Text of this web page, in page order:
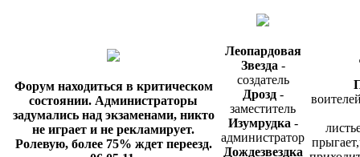
Форум находиться в критическом
состоянии. Администраторы
задумались над экзаменами, никто
не играет и не рекламирует.
Ролевую, более 75% ждет переезд.
Леопардовая
Звезда-
создатель
Дрозд-
заместитель
Изумрудка -
администратор
Дождезвездка